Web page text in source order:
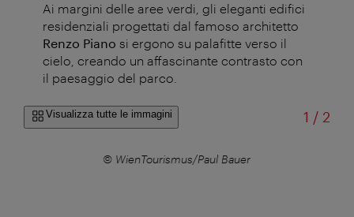
Ai margini delle aree verdi, gli eleganti edifici
residenziali progettati dal famoso architetto
Renzo Piano si ergono su palafitte verso il
cielo, creando un affascinante contrasto con
il paesaggio del parco.
Visualizza tutte le immagini 1 /di
2
© WienTourismus/Paul Bauer